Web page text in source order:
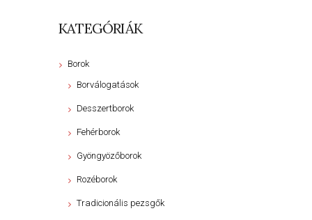
KATEGÓRIÁK
Borok
Borválogatások
Desszertborok
Fehérborok
Gyöngyözőborok
Rozéborok
Tradicionális pezsgők